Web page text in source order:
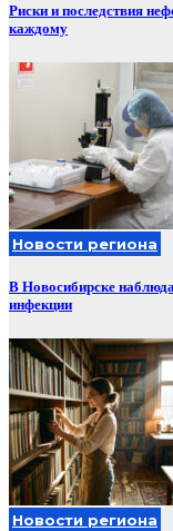
Риски и последствия
каждому
Новости региона
В Новосибирске
инфекции
Новости региона